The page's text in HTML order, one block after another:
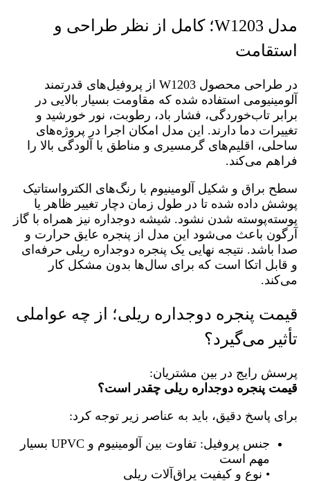
مدل W1203؛ کامل از نظر طراحی و
استقامت
در طراحی محصول W1203 از پروفیل‌های قدرتمند
آلومینیومی استفاده شده که مقاومت بسیار بالایی در
برابر تاب‌خوردگی، فشار باد، رطوبت، نور خورشید و
تغییرات دما دارند. این مدل امکان اجرا در پروژه‌های
ساحلی، اقلیم‌های گرمسیری و مناطق با آلودگی بالا را
فراهم می‌کند.
سطح براق و شکیل آلومینیوم با رنگ‌های الکترواستاتیک
پوشش داده شده تا در طول زمان دچار تغییر ظاهر یا
پوسته‌پوسته شدن نشود. شیشه دوجداره نیز همراه با گاز
آرگون باعث می‌شود این مدل از پنجره عایق حرارت و
صدا باشد. نتیجه نهایی یک پنجره دوجداره ریلی حرفه‌ای‌
و قابل‌ اتکا است که برای سال‌ها بدون مشکل کار
می‌کند.
قیمت پنجره دوجداره ریلی؛ از چه عواملی
تأثیر می‌گیرد؟
پرسش رایج در بین مشتریان:
قیمت پنجره دوجداره ریلی چقدر است؟
برای پاسخ دقیق، باید به عناصر زیر توجه کرد:
جنس پروفیل: تفاوت بین آلومینیوم و UPVC بسیار
مهم است
• نوع و کیفیت یراق‌آلات ریلی